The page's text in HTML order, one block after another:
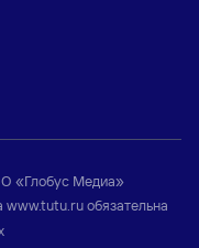
«Глобус Медиа»
www.tutu.ruобязательна